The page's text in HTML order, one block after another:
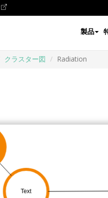
製品
クラスター図 Radiation